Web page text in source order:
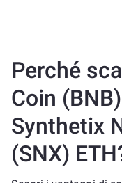
Perché
Coin
Synthetix
(SNX)